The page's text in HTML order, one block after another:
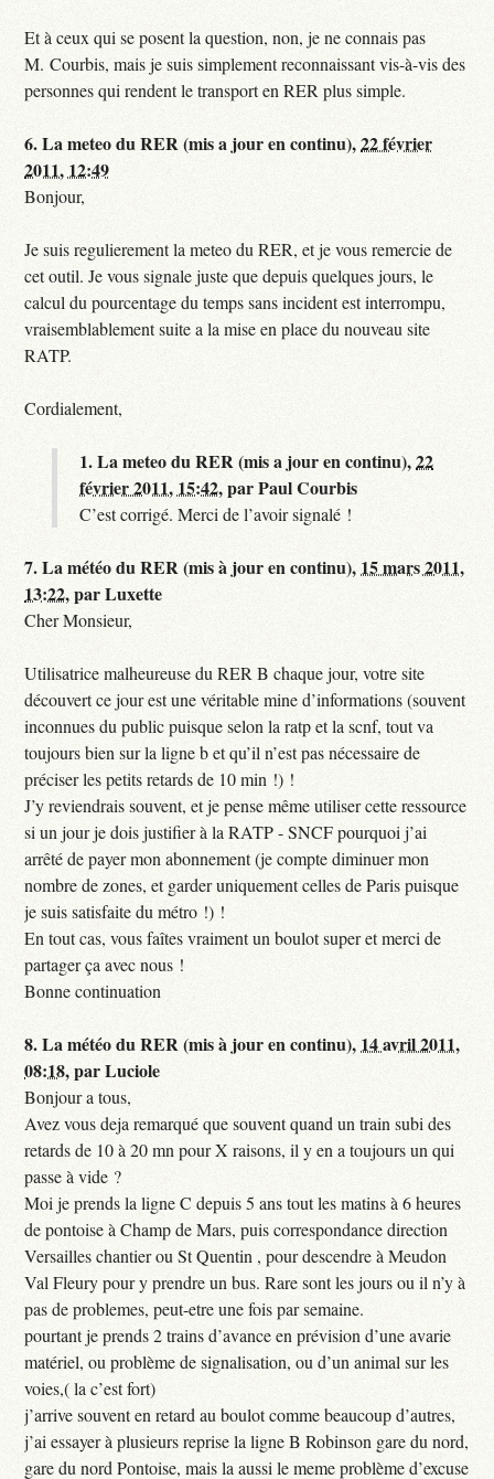
Et à ceux qui se posent la question, non, je ne connais pas
M. Courbis, mais je suis simplement reconnaissant vis-à-vis des
personnes qui rendent le transport en RER plus simple.
6.La meteo du RER (mis a jour en continu),22 février
2011, 12:49
Bonjour,
Je suis regulierement la meteo du RER, et je vous remercie de
cet outil. Je vous signale juste que depuis quelques jours, le
calcul du pourcentage du temps sans incident est interrompu,
vraisemblablement suite a la mise en place du nouveau site
RATP.
Cordialement,
1.La meteo du RER (mis a jour en continu),22
février 2011, 15:42,parPaul Courbis
C’est corrigé. Merci de l’avoir signalé !
7.La météo du RER (mis à jour en continu), 15 mars 2011,
13:22,parLuxette
Cher Monsieur,
Utilisatrice malheureuse du RER B chaque jour, votre site
découvert ce jour est une véritable mine d’informations (souvent
inconnues du public puisque selon la ratp et la scnf, tout va
toujours bien sur la ligne b et qu’il n’est pas nécessaire de
préciser les petits retards de 10 min !) !
J’y reviendrais souvent, et je pense même utiliser cette ressource
si un jour je dois justifier à la RATP - SNCF pourquoi j’ai
arrêté de payer mon abonnement (je compte diminuer mon
nombre de zones, et garder uniquement celles de Paris puisque
je suis satisfaite du métro !) !
En tout cas, vous faîtes vraiment un boulot super et merci de
partager ça avec nous !
Bonne continuation
8.La météo du RER (mis à jour en continu), 14 avril 2011,
08:18,parLuciole
Bonjour a tous,
Avez vous deja remarqué que souvent quand un train subi des
retards de 10 à 20 mn pour X raisons, il y en a toujours un qui
passe à vide ?
Moi je prends la ligne C depuis 5 ans tout les matins à 6 heures
de pontoise à Champ de Mars, puis correspondance direction
Versailles chantier ou St Quentin , pour descendre à Meudon
Val Fleury pour y prendre un bus. Rare sont les jours ou il n’y à
pas de problemes, peut-etre une fois par semaine.
pourtant je prends 2 trains d’avance en prévision d’une avarie
matériel, ou problème de signalisation, ou d’un animal sur les
voies,( la c’est fort)
j’arrive souvent en retard au boulot comme beaucoup d’autres,
j’ai essayer à plusieurs reprise la ligne B Robinson gare du nord,
gare du nord Pontoise, mais la aussi le meme problème d’excuse